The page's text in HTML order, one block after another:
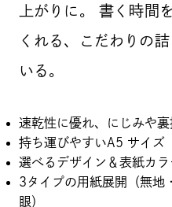
上がりに。 書く時間
くれる、こだわりの
いる。
速乾性に優れ、にじみや
持ち運びやすいA5 サイズ
選べるデザイン＆表紙カラ
3タイプの用紙展開（無
眼）